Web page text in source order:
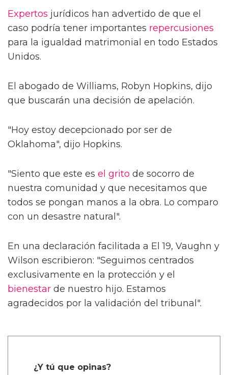
Expertos jurídicos han advertido de que el
caso podría tener importantes repercusiones
para la igualdad matrimonial en todo Estados
Unidos.
El abogado de Williams, Robyn Hopkins, dijo
que buscarán una decisión de apelación.
"Hoy estoy decepcionado por ser de
Oklahoma", dijo Hopkins.
"Siento que este es el grito de socorro de
nuestra comunidad y que necesitamos que
todos se pongan manos a la obra. Lo comparo
con un desastre natural".
En una declaración facilitada a El 19, Vaughn y
Wilson escribieron: "Seguimos centrados
exclusivamente en la protección y el
bienestar de nuestro hijo. Estamos
agradecidos por la validación del tribunal".
¿Y tú que opinas?